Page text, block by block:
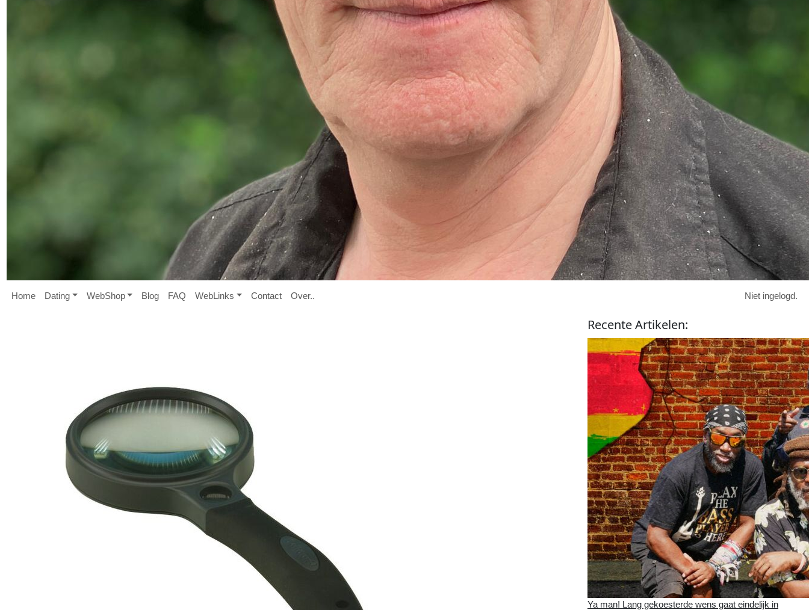
Home Dating WebShop Blog FAQ WebL inks Contact Over.. Niet ingelogd.
RecenteArtikelen:
Ya man! Lang gekoesterde wens gaat eindelijk in